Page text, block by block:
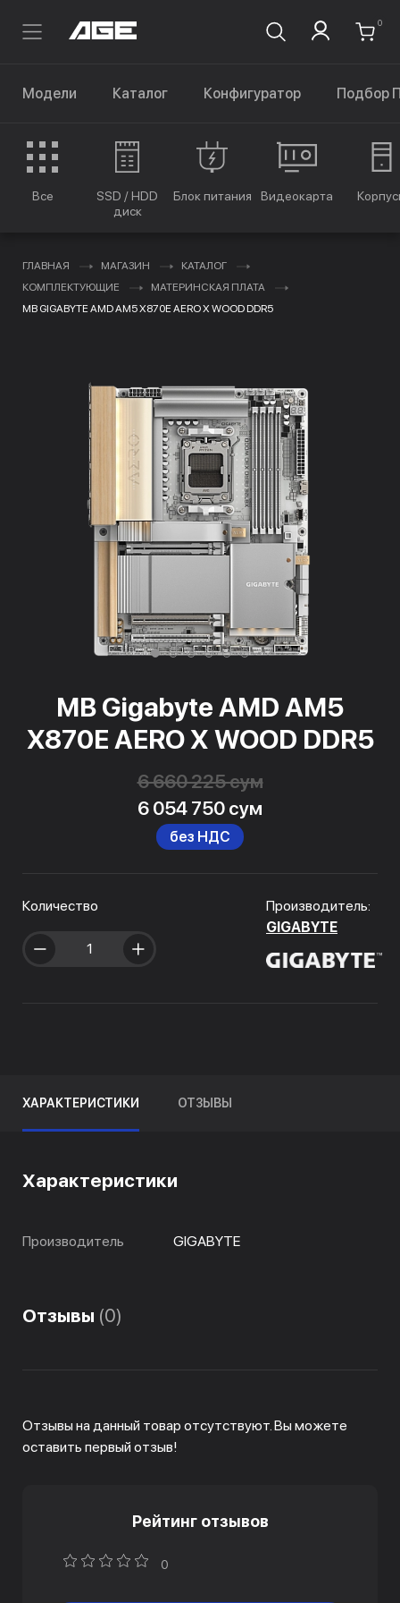
0
Модели Каталог Конфигуратор Подбор
Все
SSD / HDD
диск
Блок питания Видеокарта
ГЛАВНАЯ МАГАЗИН
КАТАЛОГ
КОМПЛЕКТУЮЩИЕ
МАТЕРИНСКАЯ ПЛАТА
MB GIGABYTE AMD AM5 X870E AERO X WOOD DDR5
MB Gigabyte AMD AM5
X870E AERO X WOOD DDR5
6 660 225 сум
6 054 750 сум
без НДС
Количество
Производитель:
GIGABYTE
ХАРАКТЕРИСТИКИ ОТЗЫВЫ
Характеристики
Производитель GIGABYTE
Отзывы (0)
Отзывы на данный товар отсутствуют. Вы можете
оставить первый отзыв!
Рейтинг отзывов
0